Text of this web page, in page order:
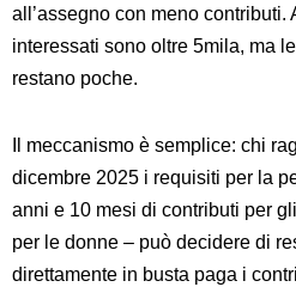
all’assegno con meno contributi.
interessati sono oltre 5mila, ma
restano poche.
Il meccanismo è semplice: chi
dicembre 2025 i requisiti per la
anni e 10 mesi di contributi per
per le donne – può decidere di
direttamente in busta paga i